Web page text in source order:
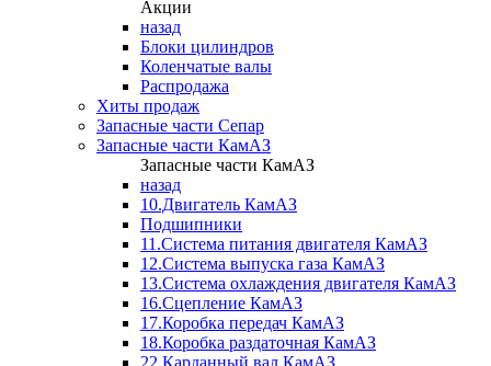
Акции
назад
Блоки цилиндров
Коленчатые валы
Распродажа
Хиты продаж
Запасные части Сепар
Запасные части КамАЗ
Запасные части КамАЗ
назад
10.Двигатель КамАЗ
Подшипники
11.Система питания двигателя КамАЗ
12.Система выпуска газа КамАЗ
13.Система охлаждения двигателя КамАЗ
16.Сцепление КамАЗ
17.Коробка передач КамАЗ
18.Коробка раздаточная КамАЗ
22.Карданный вал КамАЗ